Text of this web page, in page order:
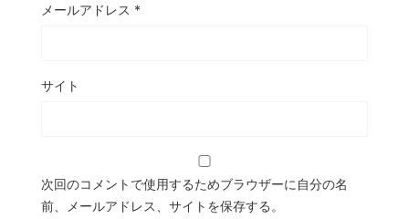
メールアドレス *
サイト
次回のコメントで使用するためブラウザーに自分の名
前、メールアドレス、サイトを保存する。